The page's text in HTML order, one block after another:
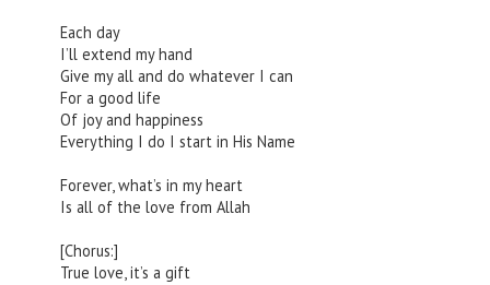
Each day
I’ll extend my hand
Give my all and do whatever I can
For a good life
Of joy and happiness
Everything I do I start in His Name
Forever, what’s in my heart
Is all of the love from Allah
[Chorus:]
True love, it’s a gift